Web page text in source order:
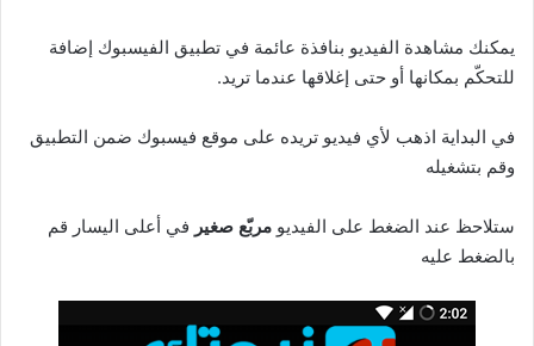
يمكنك مشاهدة الفيديو بنافذة عائمة في تطبيق الفيسبوك إضافة
للتحكّم بمكانها أو حتى إغلاقها عندما تريد.
في البداية اذهب لأي فيديو تريده على موقع فيسبوك ضمن التطبيق
وقم بتشغيله
ستلاحظ عند الضغط على الفيديو مربّع صغير في أعلى اليسار قم
بالضغط عليه